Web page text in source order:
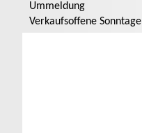
Ummeldung
Verkaufsoffene Sonntage